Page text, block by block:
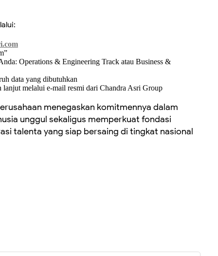
Operations & Engineering Track atau Business &
data yang dibutuhkan
melalui e-mail resmi dari Chandra Asri Group
menegaskan komitmennya dalam
unggul sekaligus memperkuat fondasi
talenta yang siap bersaing di tingkat nasional